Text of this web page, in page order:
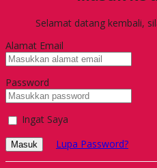
Selamat datang kembali,
Alamat Email
Password
Ingat Saya
Masuk Lupa Password?